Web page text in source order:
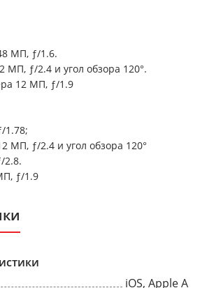
МП, ƒ/1.6.
МП, ƒ/2.4 и угол обзора 120°.
12 МП, ƒ/1.9
1.78;
МП, ƒ/2.4 и угол обзора 120°
2.8.
ƒ/1.9
iOS, Apple A